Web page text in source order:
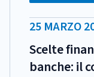
DATA
25 MARZO
Scelte
banche: il